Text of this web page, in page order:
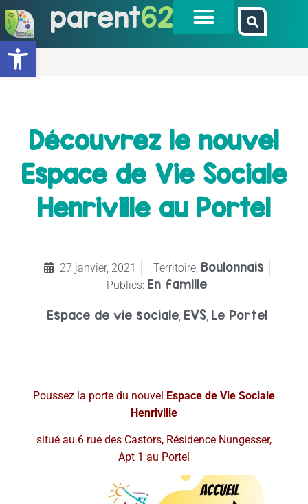
Ouvrir la barre d’outils
parent62
Découvrez le nouvel
Espace de Vie Sociale
Henriville au Portel
27 janvier, 2021 Territoire: Boulonnais
Publics: En famille
Espace de vie sociale, EVS, Le Portel
Poussez la porte du nouvel Espace de Vie Sociale
Henriville
situé au 6 rue des Castors, Résidence Nungesser,
Apt 1 au Portel